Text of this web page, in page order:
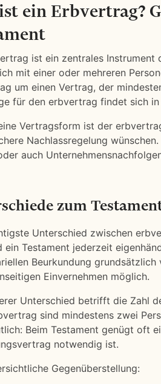
ein Erbvertrag?
ist ein zentrales Instrument
mit einer oder mehreren
um einen Vertrag, der
für den erbvertrag findet sich in
Vertragsform ist der
Nachlassregelung
auch
zum
Unterschied zwischen
ein Testament jederzeit
Beurkundung
Einvernehmen möglich.
Unterschied betrifft die Zahl
sind mindestens zwei
Beim Testament genügt oft
notwendig ist.
Gegenüberstellung: